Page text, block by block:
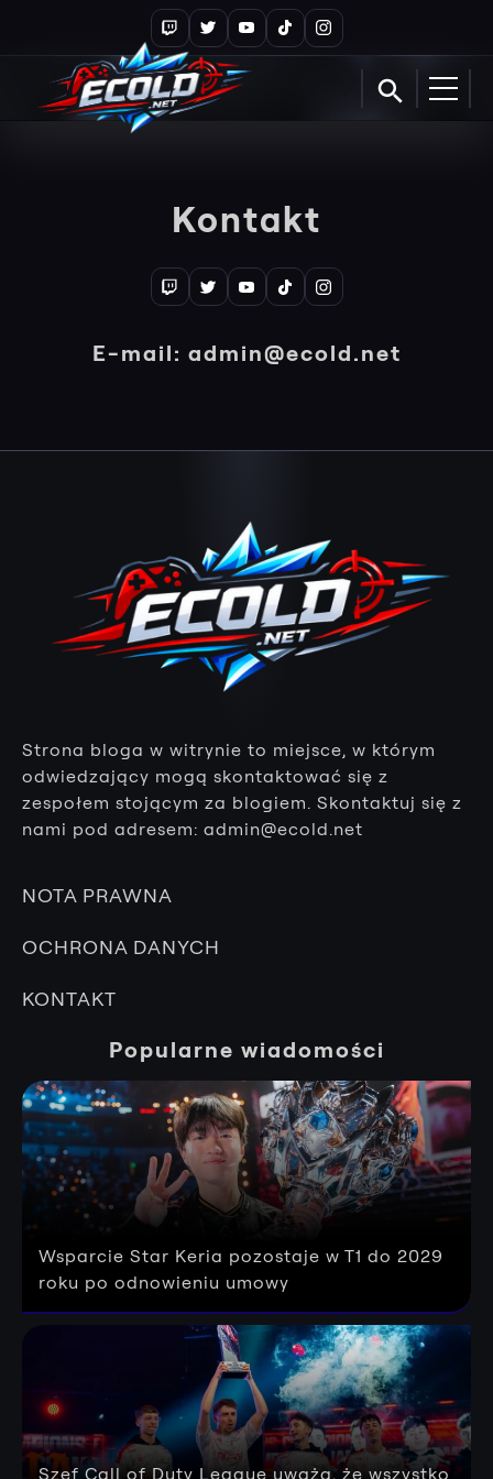
Kontakt
E-mail: admin@ecold.net
Popularne wiadomości
Wsparcie Star Keria pozostaje w T1 do 2029
roku po odnowieniu umowy
Szef Call of Duty League uważa, że wszystko
NOTA PRAWNA
OCHRONA DANYCH
KONTAKT
Strona bloga w witrynie to miejsce, w którym
odwiedzający mogą skontaktować się z
zespołem stojącym za blogiem. Skontaktuj się z
nami pod adresem: admin@ecold.net